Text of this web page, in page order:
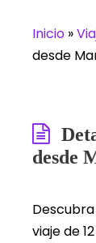
Inicio »
desde
desde
viaje de